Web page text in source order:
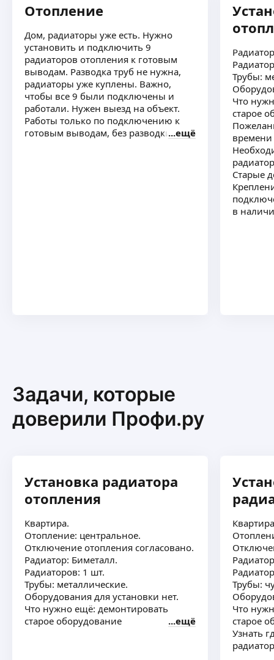
Отопление
Дом, радиаторы уже есть. Нужно
установить и подключить 9
радиаторов отопления к готовым
выводам. Разводка труб не нужна,
радиаторы уже куплены. Важно,
чтобы все 9 были подключены и
работали. Нужен выезд на объект.
Работы только по подключению к
готовым выводам, без разводки труб
ещё
Трубы:
Что
старое
времени
Старые
в
Задачи, которые
доверили Профи.ру
Установка радиатора
отопления
Квартира.
Отопление: центральное.
Отключение отопления согласовано.
Радиатор: Биметалл.
Радиаторов: 1 шт.
Трубы: металлические.
Оборудования для установки нет.
Что нужно ещё: демонтировать
старое оборудование
ещё
Трубы:
Что
старое
Узнать